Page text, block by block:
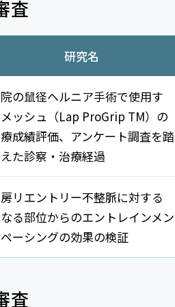
査
研究名
の鼠径ヘルニア手術で使用す
ッシュ（Lap ProGrip TM）の
成績評価、アンケート調査を踏
た診察・治療経過
リエントリー不整脈に対する
る部位からのエントレインメン
ペーシングの効果の検証
査